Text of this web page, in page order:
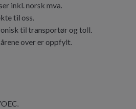
inkl. norsk mva.
til oss.
til transportør og toll.
over er oppfylt.